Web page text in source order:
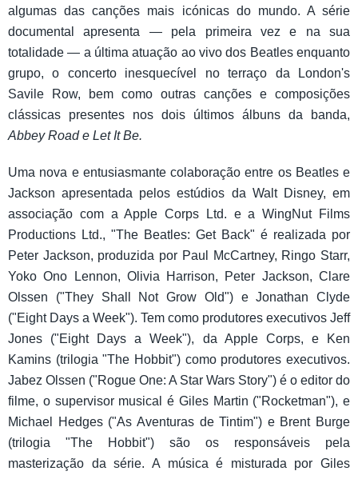
algumas das canções mais icónicas do mundo. A série
documental apresenta — pela primeira vez e na sua
totalidade — a última atuação ao vivo dos Beatles enquanto
grupo, o concerto inesquecível no terraço da London's
Savile Row, bem como outras canções e composições
clássicas presentes nos dois últimos álbuns da banda,
Abbey Road e Let It Be.
Uma nova e entusiasmante colaboração entre os Beatles e
Jackson apresentada pelos estúdios da Walt Disney, em
associação com a Apple Corps Ltd. e a WingNut Films
Productions Ltd., "The Beatles: Get Back" é realizada por
Peter Jackson, produzida por Paul McCartney, Ringo Starr,
Yoko Ono Lennon, Olivia Harrison, Peter Jackson, Clare
Olssen ("They Shall Not Grow Old") e Jonathan Clyde
("Eight Days a Week"). Tem como produtores executivos Jeff
Jones ("Eight Days a Week"), da Apple Corps, e Ken
Kamins (trilogia "The Hobbit") como produtores executivos.
Jabez Olssen ("Rogue One: A Star Wars Story") é o editor do
filme, o supervisor musical é Giles Martin ("Rocketman"), e
Michael Hedges ("As Aventuras de Tintim") e Brent Burge
(trilogia "The Hobbit") são os responsáveis pela
masterização da série. A música é misturada por Giles